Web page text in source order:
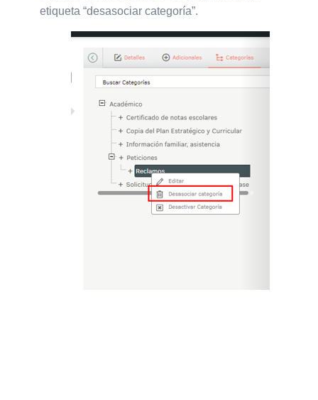
etiqueta “desasociar categoría”.